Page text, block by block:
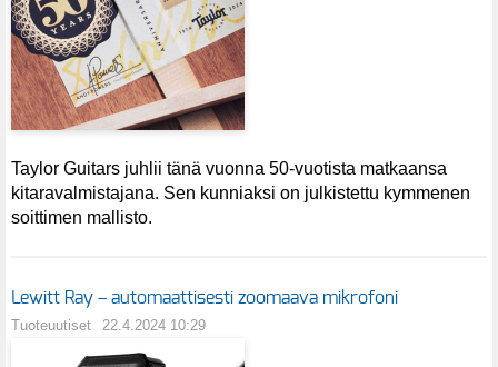
Taylor Guitars juhlii tänä vuonna 50-vuotista matkaansa
kitaravalmistajana. Sen kunniaksi on julkistettu kymmenen
soittimen mallisto.
Lewitt Ray – automaattisesti zoomaava mikrofoni
Tuoteuutiset 22.4.2024 10:29